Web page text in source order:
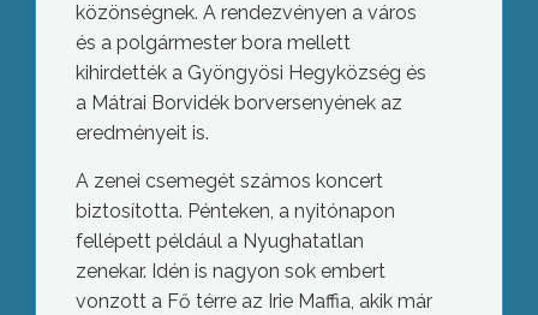
közönségnek. A rendezvényen a város
és a polgármester bora mellett
kihirdették a Gyöngyösi Hegyközség és
a Mátrai Borvidék borversenyének az
eredményeit is.
A zenei csemegét számos koncert
biztosította. Pénteken, a nyitónapon
fellépett például a Nyughatatlan
zenekar. Idén is nagyon sok embert
vonzott a Fő térre az Irie Maffia, akik már